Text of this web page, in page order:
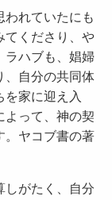
われていたにも
てくださり、や
ラハブも、娼婦
、自分の共同体
を家に迎え入
よって、神の契
。ヤコブ書の著
がたく、自分